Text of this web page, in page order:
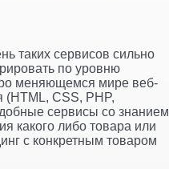
таких сервисов сильно
по уровню
меняющемся мире веб-
(HTML, CSS, PHP,
сервисы со знанием
какого либо товара или
с конкретным товаром